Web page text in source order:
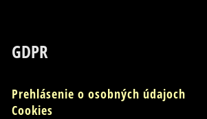
GDPR
Prehlásenie o osobných údajoch
Cookies